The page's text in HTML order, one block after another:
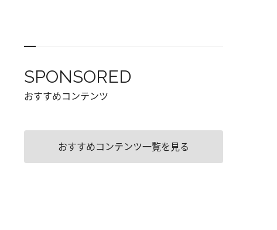
SPONSORED
おすすめコンテンツ
おすすめコンテンツ一覧を見る